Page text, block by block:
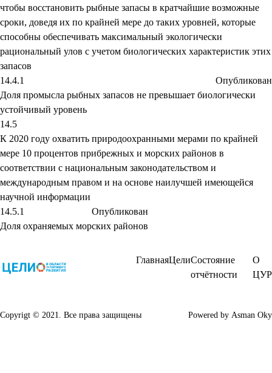
чтобы восстановить рыбные запасы в кратчайшие возможные
сроки, доведя их по крайней мере до таких уровней, которые
способны обеспечивать максимальный экологически
рациональный улов с учетом биологических характеристик этих
запасов
14.4.1
Опубликован
Доля промысла рыбных запасов не превышает биологически
устойчивый уровень
14.5
К 2020 году охватить природоохранными мерами по крайней
мере 10 процентов прибрежных и морских районов в
соответствии с национальным законодательством и
международным правом и на основе наилучшей имеющейся
научной информации
14.5.1
Опубликован
Доля охраняемых морских районов
ГлавнаяЦелиСостояние
отчётности
О
ЦУР
Copyrigt © 2021. Все права защищены Powered by Asman Oky